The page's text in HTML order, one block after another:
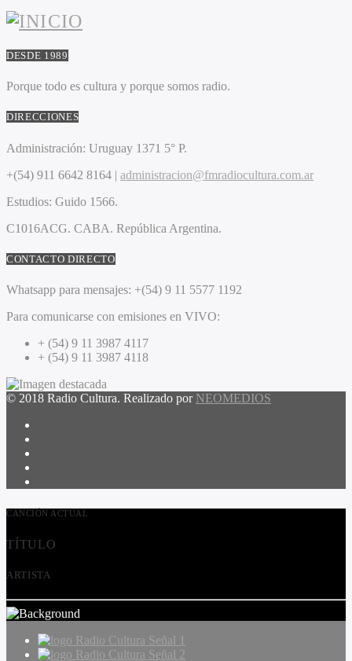
DESDE 1989
Porque todo es cultura y porque somos radio.
DIRECCIONES
Administración: Uruguay 1371 5° P.
+(54) 911 6642 8164 | administracion@fmradiocultura.com.ar
Estudios: Guido 1566.
C1016ACG. CABA. República Argentina.
CONTACTO DIRECTO
Whatsapp para mensajes: +(54) 9 11 5577 1192
Para comunicarse con emisiones en VIVO:
+ (54) 9 11 3987 4117
+ (54) 9 11 3987 4118
© 2018 Radio Cultura. Realizado por NEOMEDIOS
CANCIÓN ACTUAL
TÍTULO
ARTISTA
Radio Cultura Señal 1
Radio Cultura Señal 2